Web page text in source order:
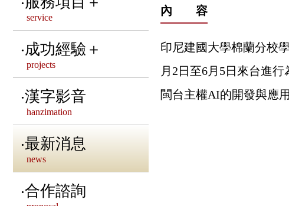
歷屆董事會介紹
第十屆董事會介紹
CMEX 卅五 • 有春
本會法律顧問
聯絡我們
其他重要之CNS標準
國內外中文碼介紹
國際字元編碼組織介紹
標準字型介紹
service
中文共通標準制定
中文造字管理服務
注音調號數位排版
語文相關系統建置
漢字相關活動推廣
NGO服務
成功經驗＋
projects
服務客戶
中文網站建置
漢字影音
hanzimation
最新消息
news
合作諮詢
內 容
印尼建國大學棉蘭分校
月2日至6月5日來台進
閩台主權AI的開發與應